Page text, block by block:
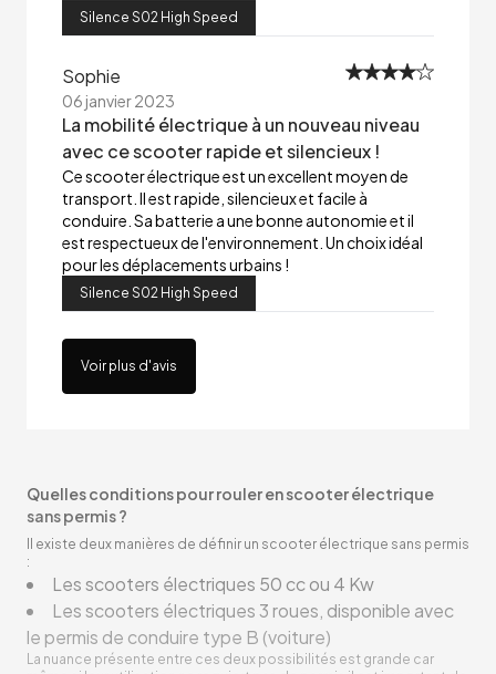
Silence S02 High Speed
Sophie
06 janvier 2023
La mobilité électrique à un nouveau niveau
avec ce scooter rapide et silencieux !
Ce scooter électrique est un excellent moyen de
transport. Il est rapide, silencieux et facile à
conduire. Sa batterie a une bonne autonomie et il
est respectueux de l'environnement. Un choix idéal
pour les déplacements urbains !
Silence S02 High Speed
Voir plus d'avis
Quelles conditions pour rouler en scooter électrique
sans permis ?
Il existe deux manières de définir un scooter électrique sans permis
:
Les scooters électriques 50 cc ou 4 Kw
Les scooters électriques 3 roues, disponible avec
le permis de conduire type B (voiture)
La nuance présente entre ces deux possibilités est grande car